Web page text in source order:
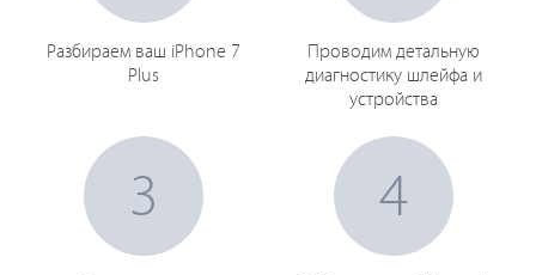
Разбираем ваш iPhone 7
Plus
Проводим детальную
диагностику шлейфа и
устройства
3 4